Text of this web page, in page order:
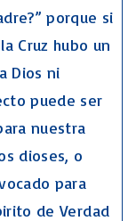
porque si
Cruz hubo un
Dios ni
puede ser
nuestra
dioses, o
para
de Verdad